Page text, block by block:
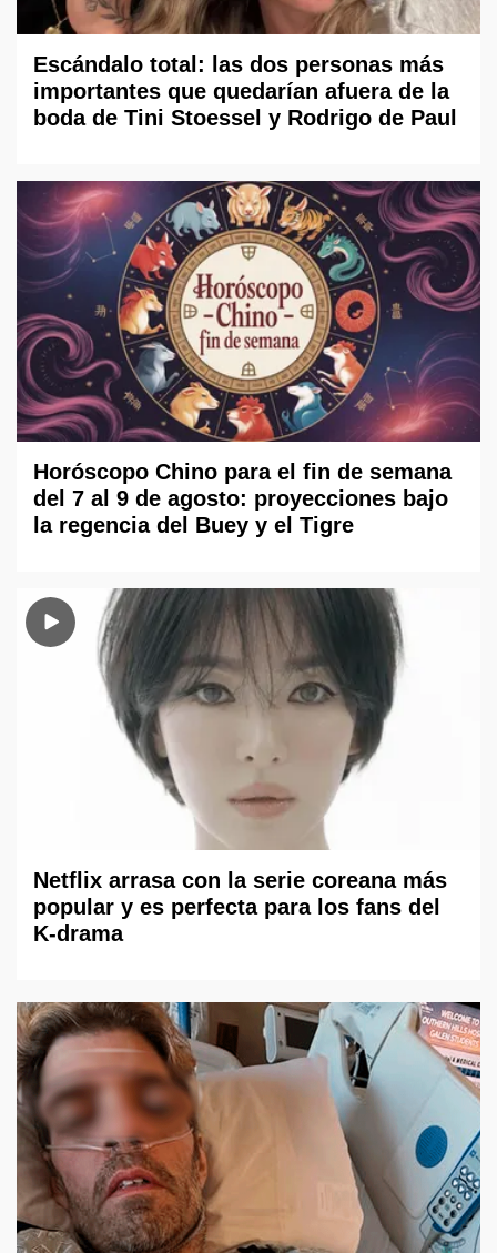
Escándalo total: las dos personas más
importantes que quedarían afuera de la
boda de Tini Stoessel y Rodrigo de Paul
Horóscopo Chino para el fin de semana
del 7 al 9 de agosto: proyecciones bajo
la regencia del Buey y el Tigre
Netflix arrasa con la serie coreana más
popular y es perfecta para los fans del
K-drama